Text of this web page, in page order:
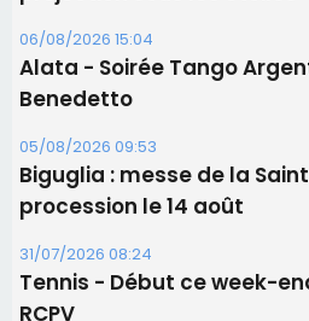
Les brèves
06/08/2026 15:57
Ucciani – Marché des
11 août
06/08/2026 15:25
Corte – L’association A
projection sous les étoiles
06/08/2026 15:04
Alata - Soirée Tango